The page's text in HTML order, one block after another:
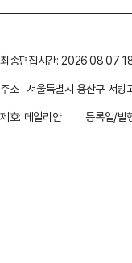
최종편집시간: 2026.08.07
주소 : 서울특별시 용산구 서
제호: 데일리안
등록일/